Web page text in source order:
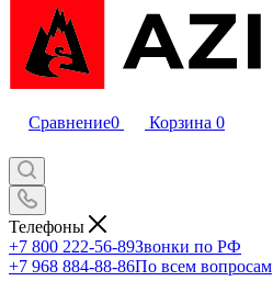
Сравнение0 Корзина 0
Телефоны
+7 800 222-56-89Звонки по РФ
+7 968 884-88-86По всем вопросам